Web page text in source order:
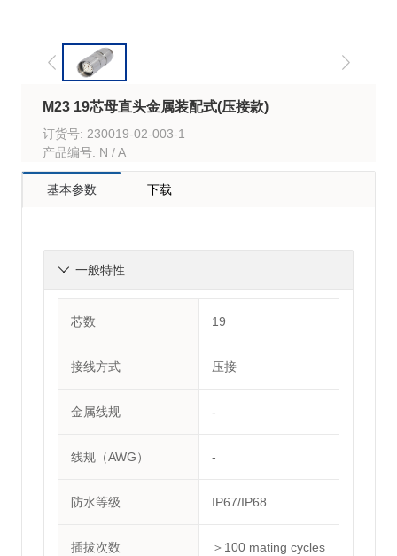
M23 19芯母直头金属装配式(压接款)
订货号: 230019-02-003-1
产品编号: N / A
基本参数 下载
一般特性

芯数 19
接线方式 压接
金属线规 -
线规（AWG） -
防水等级 IP67/IP68
插拔次数 ＞100 mating cycles